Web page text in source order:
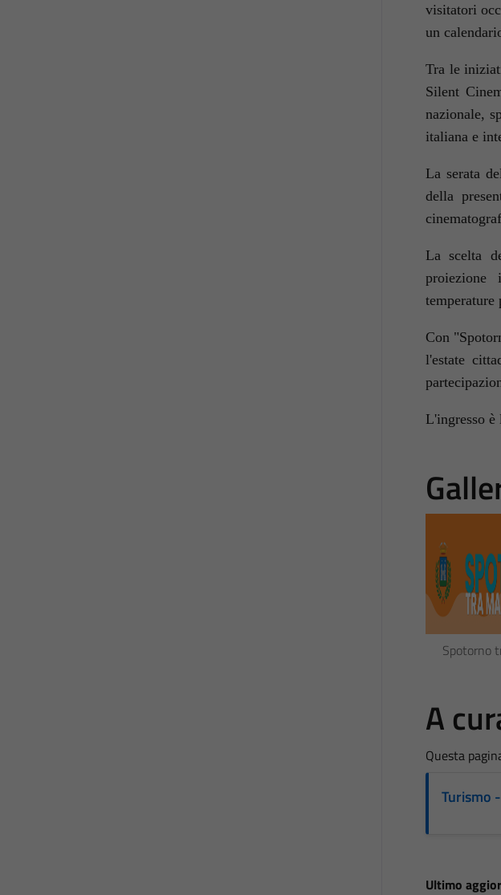
visitatori
un
Tra le
Silent
nazionale,
italiana e
La serata
della
La scelta
proiezione
temperature
Con
l'estate
L'ingresso
Spotorno
A
Questa
Turismo
Ultimo